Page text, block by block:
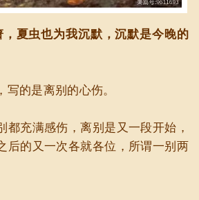
夏虫也为我沉默，沉默是今晚的
的是离别的心伤。
都充满感伤，离别是又一段开始，
后的又一次各就各位，所谓一别两